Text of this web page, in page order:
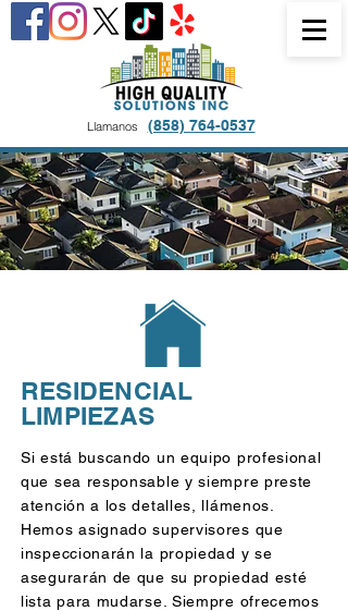
Llamanos (858) 764-0537
RESIDENCIAL
LIMPIEZAS
Si está buscando un equipo profesional
que sea responsable y siempre preste
atención a los detalles, llámenos.
Hemos asignado supervisores que
inspeccionarán la propiedad y se
asegurarán de que su propiedad esté
lista para mudarse. Siempre ofrecemos